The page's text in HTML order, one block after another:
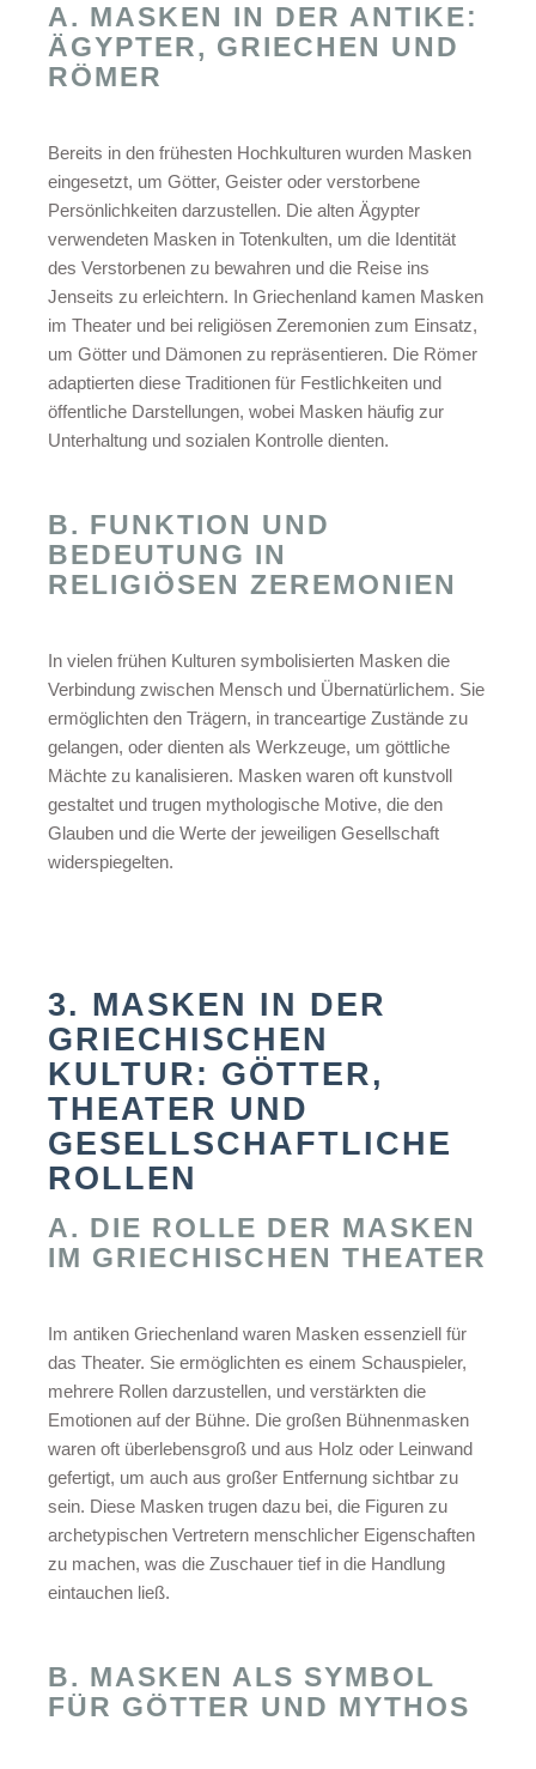
A. MASKEN IN DER ANTIKE:
ÄGYPTER, GRIECHEN UND
RÖMER
Bereits in den frühesten Hochkulturen wurden Masken
eingesetzt, um Götter, Geister oder verstorbene
Persönlichkeiten darzustellen. Die alten Ägypter
verwendeten Masken in Totenkulten, um die Identität
des Verstorbenen zu bewahren und die Reise ins
Jenseits zu erleichtern. In Griechenland kamen Masken
im Theater und bei religiösen Zeremonien zum Einsatz,
um Götter und Dämonen zu repräsentieren. Die Römer
adaptierten diese Traditionen für Festlichkeiten und
öffentliche Darstellungen, wobei Masken häufig zur
Unterhaltung und sozialen Kontrolle dienten.
B. FUNKTION UND
BEDEUTUNG IN
RELIGIÖSEN ZEREMONIEN
In vielen frühen Kulturen symbolisierten Masken die
Verbindung zwischen Mensch und Übernatürlichem. Sie
ermöglichten den Trägern, in tranceartige Zustände zu
gelangen, oder dienten als Werkzeuge, um göttliche
Mächte zu kanalisieren. Masken waren oft kunstvoll
gestaltet und trugen mythologische Motive, die den
Glauben und die Werte der jeweiligen Gesellschaft
widerspiegelten.
3. MASKEN IN DER
GRIECHISCHEN
KULTUR: GÖTTER,
THEATER UND
GESELLSCHAFTLICHE
ROLLEN
A. DIE ROLLE DER MASKEN
IM GRIECHISCHEN THEATER
Im antiken Griechenland waren Masken essenziell für
das Theater. Sie ermöglichten es einem Schauspieler,
mehrere Rollen darzustellen, und verstärkten die
Emotionen auf der Bühne. Die großen Bühnenmasken
waren oft überlebensgroß und aus Holz oder Leinwand
gefertigt, um auch aus großer Entfernung sichtbar zu
sein. Diese Masken trugen dazu bei, die Figuren zu
archetypischen Vertretern menschlicher Eigenschaften
zu machen, was die Zuschauer tief in die Handlung
eintauchen ließ.
B. MASKEN ALS SYMBOL
FÜR GÖTTER UND MYTHOS